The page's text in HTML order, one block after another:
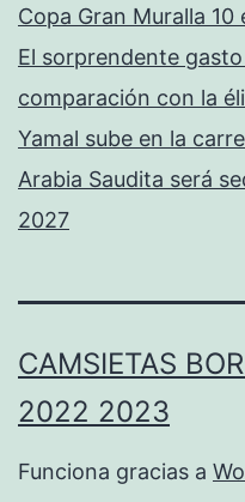
Copa Gran Muralla 10
El sorprendente
comparación con la
Yamal sube en la
Arabia Saudita será
2027
CAMSIETAS
2022 2023
Funciona gracias a